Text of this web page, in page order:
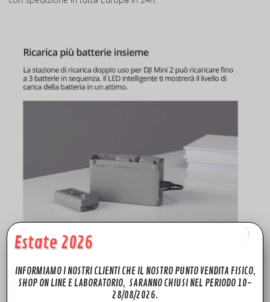
pronta consegna!
Estate 2026
INFORMIAMO I NOSTRI CLIENTI CHE IL NOSTRO PUNTO VENDITA FISICO,
SHOP ON LINE E LABORATORIO, SARANNO CHIUSI NEL PERIODO 10-
28/08/2026.